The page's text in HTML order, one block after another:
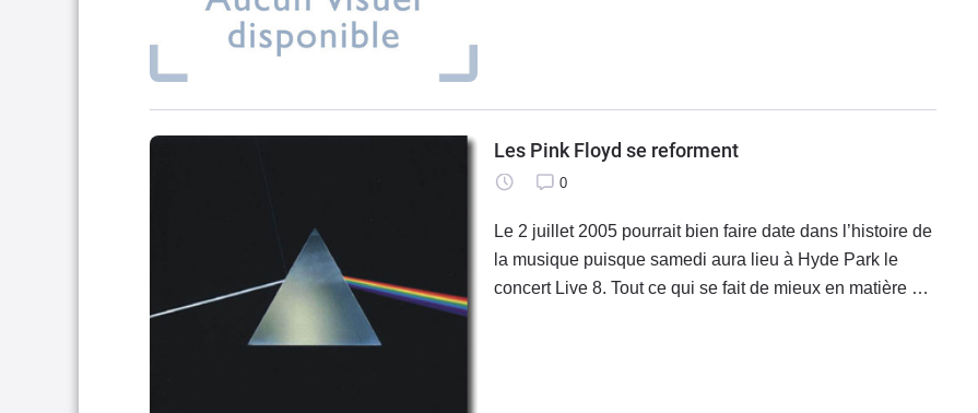
Les Pink Floyd se reforment
0
Le 2 juillet 2005 pourrait bien faire date dans l’histoire de
la musique puisque samedi aura lieu à Hyde Park le
concert Live 8. Tout ce qui se fait de mieux en matière de